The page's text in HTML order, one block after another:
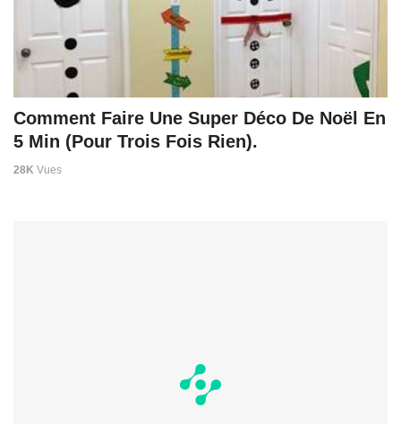
Comment Faire Une Super Déco De Noël En
5 Min (Pour Trois Fois Rien).
28K Vues